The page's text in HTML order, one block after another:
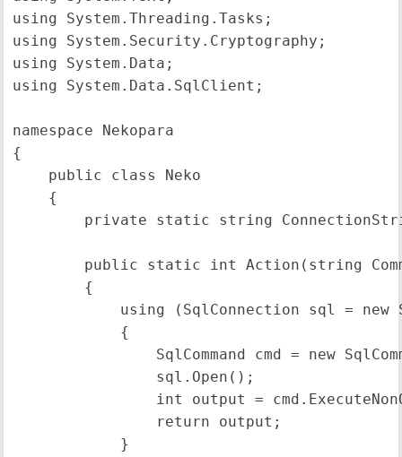
using System.Threading.Tasks;
using System.Security.Cryptography;
using System.Data;
using System.Data.SqlClient;
namespace Nekopara
{
    public class Neko
    {
private static string
public static int Action(string
        {
using (SqlConnection sql = new
            {
SqlCommand cmd = new
                sql.Open();
int output =
                return output;
            }